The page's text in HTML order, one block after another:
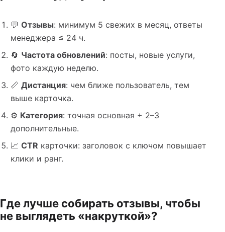
💬 Отзывы: минимум 5 свежих в месяц, ответы
менеджера ≤ 24 ч.
🔄 Частота обновлений: посты, новые услуги,
фото каждую неделю.
📏 Дистанция: чем ближе пользователь, тем
выше карточка.
⚙️ Категория: точная основная + 2–3
дополнительные.
📈 CTR карточки: заголовок с ключом повышает
клики и ранг.
Где лучше собирать отзывы, чтобы
не выглядеть «накруткой»?